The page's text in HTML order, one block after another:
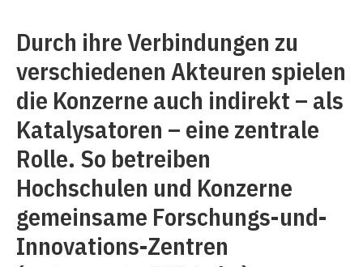
Durch ihre Verbindungen zu
verschiedenen Akteuren spielen
die Konzerne auch indirekt – als
Katalysatoren – eine zentrale
Rolle. So betreiben
Hochschulen und Konzerne
gemeinsame Forschungs-und-
Innovations-Zentren